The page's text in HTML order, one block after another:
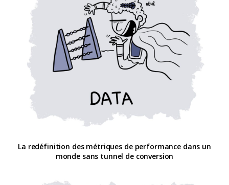
La redéfinition des métriques de performance dans un
monde sans tunnel de conversion